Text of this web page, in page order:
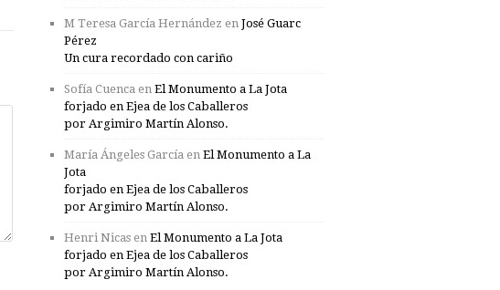
M Teresa García Hernández en José Guarc
Pérez
Un cura recordado con cariño
Sofía Cuenca en El Monumento a La Jota
forjado en Ejea de los Caballeros
por Argimiro Martín Alonso.
María Ángeles García en El Monumento a La
Jota
forjado en Ejea de los Caballeros
por Argimiro Martín Alonso.
Henri Nicas en El Monumento a La Jota
forjado en Ejea de los Caballeros
por Argimiro Martín Alonso.